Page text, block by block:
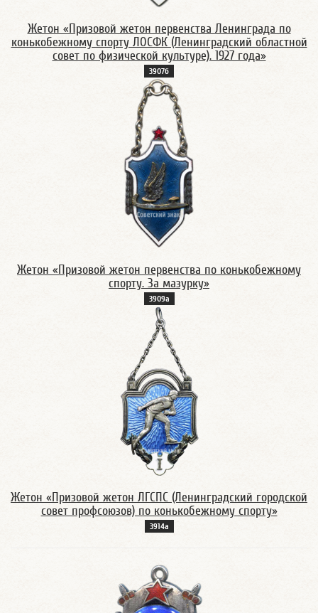
Жетон «Призовой жетон первенства Ленинграда по
конькобежному спорту ЛОСФК (Ленинградский областной
совет по физической культуре). 1927 года»
3907б
Жетон «Призовой жетон первенства по конькобежному
спорту. За мазурку»
3909а
Жетон «Призовой жетон ЛГСПС (Ленинградский городской
совет профсоюзов) по конькобежному спорту»
3914а